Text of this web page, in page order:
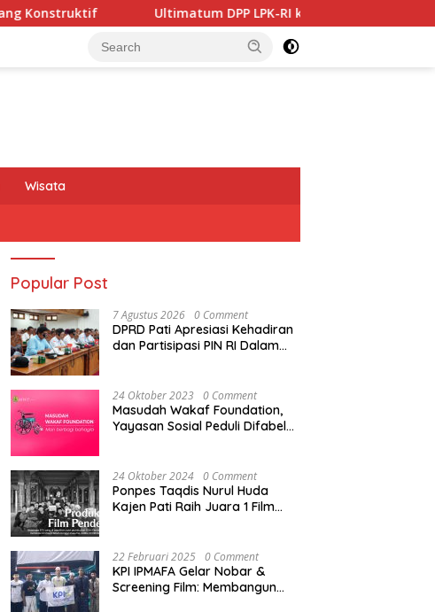
Ultimatum DPP LPK-RI ke Bupati dan DLH Pekalongan: Jangan
Wisata
Popular Post
7 Agustus 2026 0 Comment
DPRD Pati Apresiasi Kehadiran
dan Partisipasi PIN RI Dalam
24 Oktober 2023 0 Comment
Masudah Wakaf Foundation,
Yayasan Sosial Peduli Difabel
24 Oktober 2024 0 Comment
Ponpes Taqdis Nurul Huda
Kajen Pati Raih Juara 1 Film
22 Februari 2025 0 Comment
KPI IPMAFA Gelar Nobar &
Screening Film: Membangun